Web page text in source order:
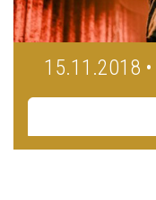
15.11.2018